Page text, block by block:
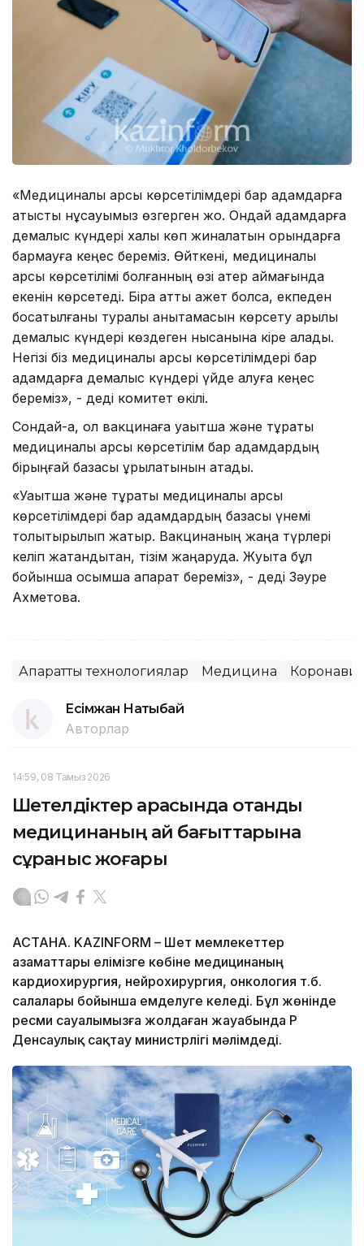
«Медициналық қарсы көрсетілімдері бар адамдарға
қатысты нұсқауымыз өзгерген жоқ. Ондай адамдарға
демалыс күндері халық көп жиналатын орындарға
бармауға кеңес береміз. Өйткені, медициналық
қарсы көрсетілімі болғанның өзі қатер аймағында
екенін көрсетеді. Бірақ қатты қажет болса, екпеден
босатылғаны туралы анықтамасын көрсету арқылы
демалыс күндері көздеген нысанына кіре алады.
Негізі біз медициналық қарсы көрсетілімдері бар
адамдарға демалыс күндері үйде қалуға кеңес
береміз», - деді комитет өкілі.
Сондай-ақ, ол вакцинаға уақытша және тұрақты
медициналық қарсы көрсетілім бар адамдардың
бірыңғай базасы құрылатынын атады.
«Уақытша және тұрақты медициналық қарсы
көрсетілімдері бар адамдардың базасы үнемі
толықтырылып жатыр. Вакцинаның жаңа түрлері
келіп жатқандықтан, тізім жаңаруда. Жуықта бұл
бойынша қосымша ақпарат береміз», - деді Зәуре
Ахметова.
Ақпараттық технологиялар Медицина
Есімжан Нақтыбай
Авторлар
14:59, 08 Тамыз 2026
Шетелдіктер арасында отандық
медицинаның қай бағыттарына
сұраныс жоғары
АСТАНА. KAZINFORM – Шет мемлекеттер
азаматтары елімізге көбіне медицинаның
кардиохирургия, нейрохирургия, онкология т.б.
салалары бойынша емделуге келеді. Бұл жөнінде
ресми сауалымызға жолдаған жауабында ҚР
Денсаулық сақтау министрлігі мәлімдеді.